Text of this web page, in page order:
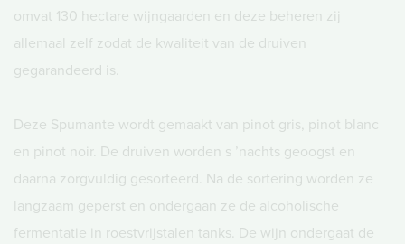
omvat 130 hectare wijngaarden en deze beheren zij
allemaal zelf zodat de kwaliteit van de druiven
gegarandeerd is.
Deze Spumante wordt gemaakt van pinot gris, pinot blanc
en pinot noir. De druiven worden s ’nachts geoogst en
daarna zorgvuldig gesorteerd. Na de sortering worden ze
langzaam geperst en ondergaan ze de alcoholische
fermentatie in roestvrijstalen tanks. De wijn ondergaat de